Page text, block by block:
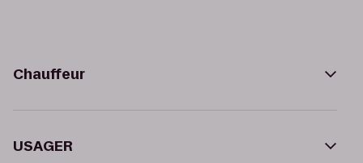
Chauffeur
USAGER